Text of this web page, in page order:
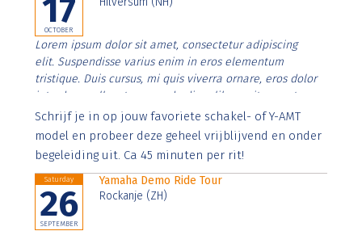
17
OCTOBER
Lorem ipsum dolor sit amet, consectetur adipiscing
elit. Suspendisse varius enim in eros elementum
tristique. Duis cursus, mi quis viverra ornare, eros dolor
interdum nulla, ut commodo diam libero vitae erat.
Aenean faucibus nibh et justo cursus id rutrum lorem
imperdiet. Nunc ut sem vitae risus tristique posuere.
Schrijf je in op jouw favoriete schakel- of Y-AMT
model en probeer deze geheel vrijblijvend en onder
begeleiding uit. Ca 45 minuten per rit!
Saturday
26
SEPTEMBER
Yamaha Demo Ride Tour
Rockanje (ZH)